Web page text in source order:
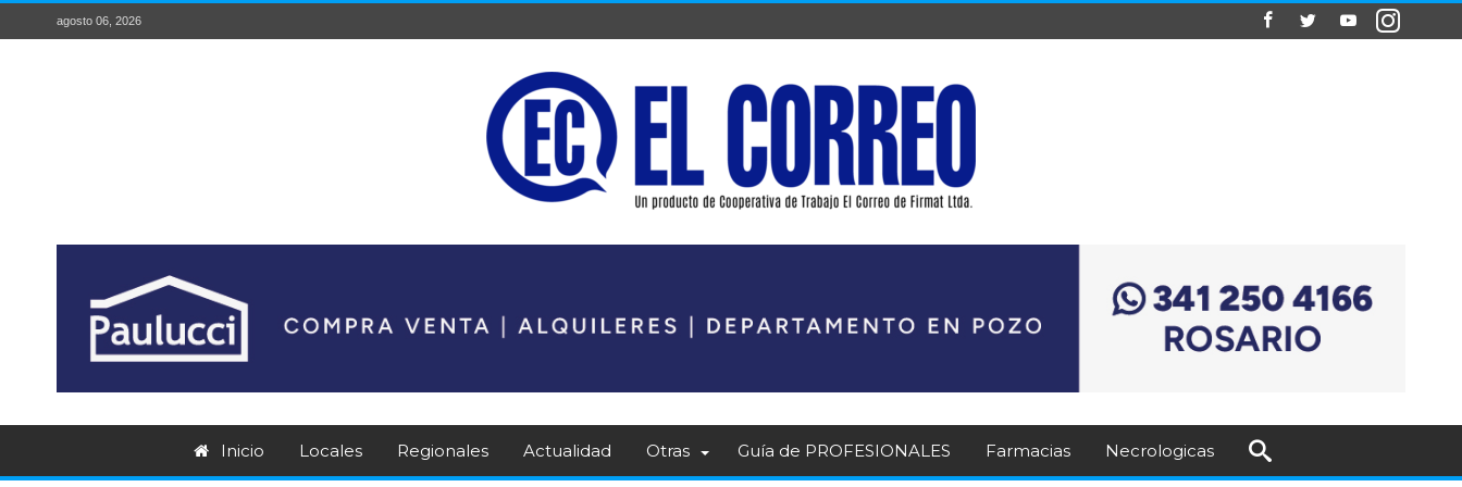
agosto 06, 2026
Inicio Locales Regionales Actualidad Otras Guía de PROFESIONALES Farmacias Necrologicas